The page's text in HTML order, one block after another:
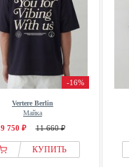
-16%
Vertere Berlin
Майка
9 750 ₽ 11 660 ₽
КУПИТЬ